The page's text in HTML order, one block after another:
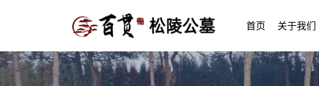
首页 关于我们